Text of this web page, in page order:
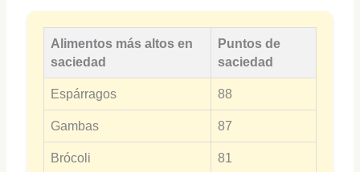
Alimentos más altos en
saciedad
Puntos de
saciedad
Espárragos 88
Gambas 87
Brócoli 81